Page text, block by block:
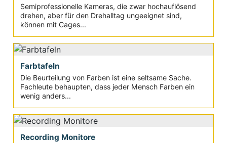
Semiprofessionelle Kameras, die zwar hochauflösend
drehen, aber für den Drehalltag ungeeignet sind,
können mit Cages...
Farbtafeln
Die Beurteilung von Farben ist eine seltsame Sache.
Fachleute behaupten, dass jeder Mensch Farben ein
wenig anders...
Recording Monitore